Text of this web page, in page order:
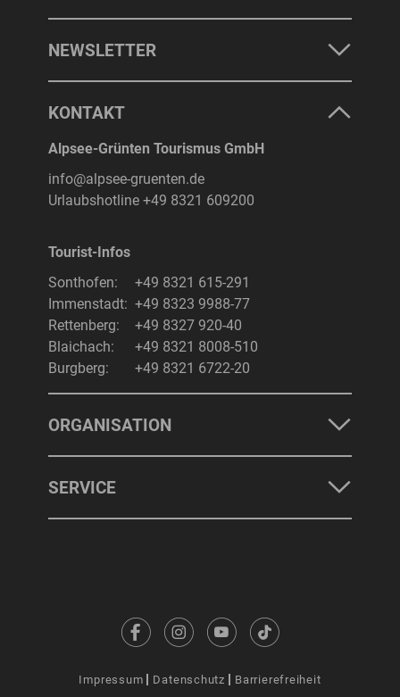
NEWSLETTER
KONTAKT
Alpsee-Grünten Tourismus GmbH
info@alpsee-gruenten.de
Urlaubshotline +49 8321 609200
Tourist-Infos
Sonthofen:
+49 8321 615-291
Immenstadt: +49 8323 9988-77
Rettenberg:
+49 8327 920-40
Blaichach:
+49 8321 8008-510
Burgberg:
+49 8321 6722-20
ORGANISATION
SERVICE
Impressum Datenschutz Barrierefreiheit